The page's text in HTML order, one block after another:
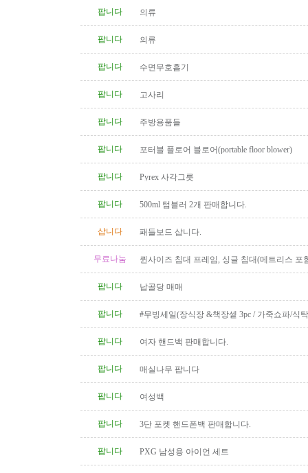
팝니다 의류
팝니다 의류
팝니다 수면무호흡기
팝니다 고사리
팝니다 주방용품들
팝니다 포터블 플로어 블로어(portable floor blower)
팝니다 Pyrex 사각그릇
팝니다 500ml 텀블러 2개 판매합니다.
삽니다 패들보드 삽니다.
무료나눔 퀸사이즈 침대 프레임, 싱글 침대(메트리스 포
팝니다 납골당 매매
팝니다 #무빙세일(장식장 &책장셑 3pc / 가죽쇼파/식
팝니다 여자 핸드백 판매합니다.
팝니다 매실나무 팝니다
팝니다 여성백
팝니다 3단 포켓 핸드폰백 판매합니다.
팝니다 PXG 남성용 아이언 세트